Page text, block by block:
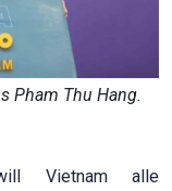
Pham Thu Hang.
Vietnam alle